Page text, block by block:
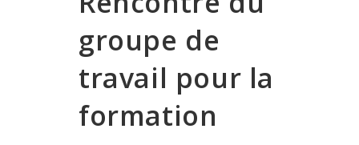
groupe de
travail pour la
formation